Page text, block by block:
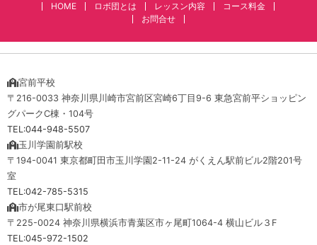
HOME ロボ団とは レッスン内容
コース料金
お問合せ
宮前平校
〒216-0033 神奈川県川崎市宮前区宮崎6丁目9-6 東急宮前平ショッピン
グパークC棟・104号
TEL:044-948-5507
玉川学園前駅校
〒194-0041 東京都町田市玉川学園2-11-24 がくえん駅前ビル2階201号
室
TEL:042-785-5315
市が尾東口駅前校
〒225-0024 神奈川県横浜市青葉区市ヶ尾町1064-4 横山ビル３F
TEL:045-972-1502